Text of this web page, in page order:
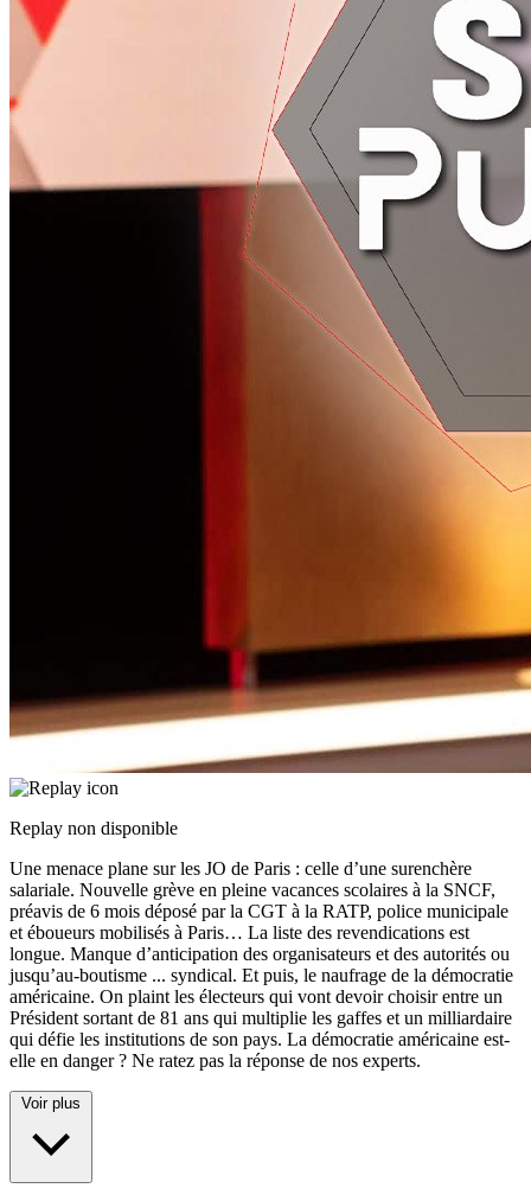
Replay non disponible
Une menace plane sur les JO de Paris : celle d’une surenchère
salariale. Nouvelle grève en pleine vacances scolaires à la SNCF,
préavis de 6 mois déposé par la CGT à la RATP, police municipale
et éboueurs mobilisés à Paris… La liste des revendications est
longue. Manque d’anticipation des organisateurs et des autorités ou
jusqu’au-boutisme ... syndical. Et puis, le naufrage de la démocratie
américaine. On plaint les électeurs qui vont devoir choisir entre un
Président sortant de 81 ans qui multiplie les gaffes et un milliardaire
qui défie les institutions de son pays. La démocratie américaine est-
elle en danger ? Ne ratez pas la réponse de nos experts.
Voir plus